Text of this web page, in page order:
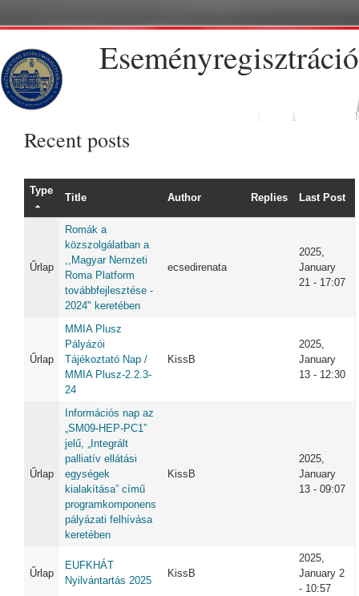
Eseményregisztráció
Recent posts
Type
Title Author Replies Last Post
Űrlap
Romák a
közszolgálatban a
,,Magyar Nemzeti
Roma Platform
továbbfejlesztése -
2024" keretében
ecsedirenata
2025,
January
21 - 17:07
Űrlap
MMIA Plusz
Pályázói
Tájékoztató Nap /
MMIA Plusz-2.2.3-
24
KissB
2025,
January
13 - 12:30
Űrlap
Információs nap az
„SM09-HEP-PC1”
jelű, „Integrált
palliatív ellátási
egységek
kialakítása” című
programkomponens
pályázati felhívása
keretében
KissB
2025,
January
13 - 09:07
Űrlap
EUFKHÁT
Nyilvántartás 2025
KissB
2025,
January 2
- 10:57